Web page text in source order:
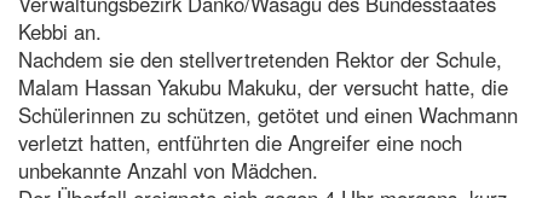
Kebbi an.
Nachdem sie den stellvertretenden Rektor der Schule,
Malam Hassan Yakubu Makuku, der versucht hatte, die
Schülerinnen zu schützen, getötet und einen Wachmann
verletzt hatten, entführten die Angreifer eine noch
unbekannte Anzahl von Mädchen.